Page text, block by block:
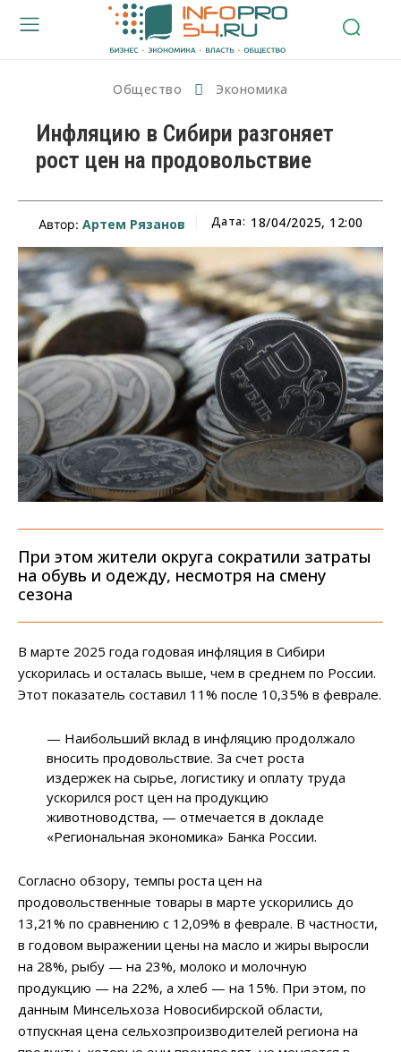
Общество Экономика
Инфляцию в Сибири разгоняет
рост цен на продовольствие
Автор: Артем Рязанов Дата: 18/04/2025, 12:00
При этом жители округа сократили затраты
на обувь и одежду, несмотря на смену
сезона
В марте 2025 года годовая инфляция в Сибири
ускорилась и осталась выше, чем в среднем по России.
Этот показатель составил 11% после 10,35% в феврале.
— Наибольший вклад в инфляцию продолжало
вносить продовольствие. За счет роста
издержек на сырье, логистику и оплату труда
ускорился рост цен на продукцию
животноводства, — отмечается в докладе
«Региональная экономика» Банка России.
Согласно обзору, темпы роста цен на
продовольственные товары в марте ускорились до
13,21% по сравнению с 12,09% в феврале. В частности,
в годовом выражении цены на масло и жиры выросли
на 28%, рыбу — на 23%, молоко и молочную
продукцию — на 22%, а хлеб — на 15%. При этом, по
данным Минсельхоза Новосибирской области,
отпускная цена сельхозпроизводителей региона на